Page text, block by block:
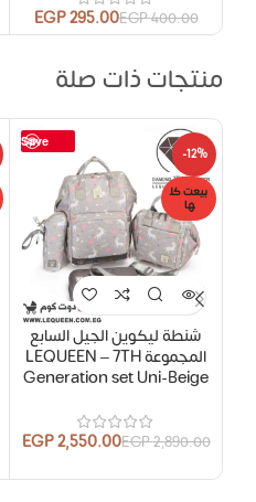
400.00
EGP
295.00
EGP
منتجات ذات صلة
Save
-12%
بيعت كل
ها
شنطة ليكوين الجيل السابع
المجموعة LEQUEEN – 7TH
Generation set Uni-Beige
2,890.00
EGP
2,550.00
EGP